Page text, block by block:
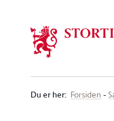
Du er her: Forsiden